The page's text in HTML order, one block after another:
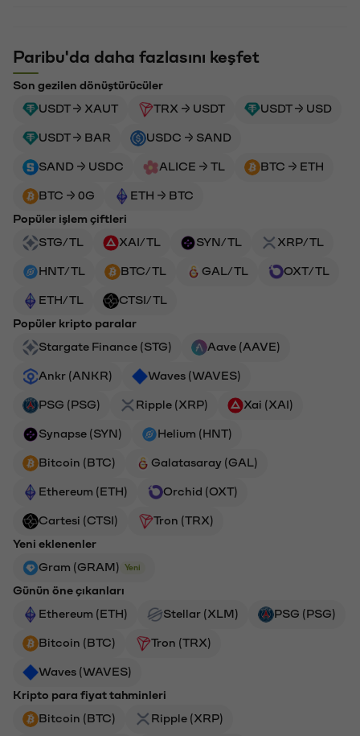
Paribu'da daha fazlasını keşfet
Son gezilen dönüştürücüler
USDT → XAUT
TRX → USDT USDT → USD
USDT → BAR USDC → SAND
SAND → USDC ALICE → TL BTC → ETH
BTC → 0G
ETH → BTC
Popüler işlem çiftleri
STG/TL
XAI/TL SYN/TL XRP/TL
HNT/TL BTC/TL GAL/TL OXT/TL
ETH/TL
CTSI/TL
Popüler kripto paralar
Stargate Finance (STG)
Aave (AAVE)
Ankr (ANKR) Waves (WAVES)
PSG (PSG) Ripple (XRP) Xai (XAI)
Synapse (SYN) Helium (HNT)
Bitcoin (BTC) Galatasaray (GAL)
Ethereum (ETH) Orchid (OXT)
Cartesi (CTSI)
Tron (TRX)
Yeni eklenenler
Gram (GRAM)
Yeni
Günün öne çıkanları
Ethereum (ETH)
Stellar (XLM) PSG (PSG)
Bitcoin (BTC) Tron (TRX)
Waves (WAVES)
Kripto para fiyat tahminleri
Bitcoin (BTC)
Ripple (XRP)